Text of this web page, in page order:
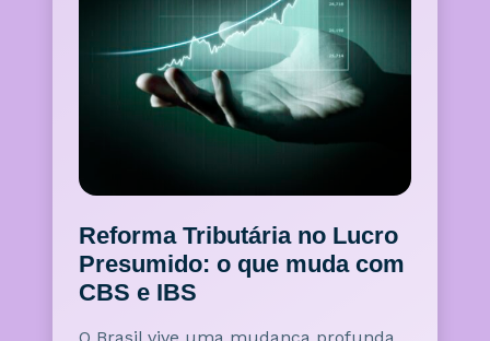
Reforma Tributária no Lucro
Presumido: o que muda com
CBS e IBS